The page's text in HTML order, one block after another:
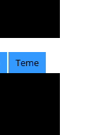
Teme